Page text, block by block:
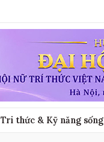
Tri thức & Kỹ năng sống